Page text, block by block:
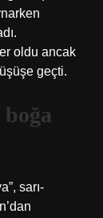
oldu ancak
geçti.
sarı-